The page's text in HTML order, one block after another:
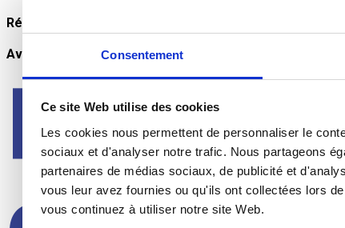
Consentement
Ce site Web utilise des cookies
Les cookies nous permettent de personnaliser le
sociaux et d'analyser notre trafic. Nous partageons
partenaires de médias sociaux, de publicité et
vous leur avez fournies ou qu'ils ont collectées lors
vous continuez à utiliser notre site Web.
Rémunération :
Avantages :
Profil